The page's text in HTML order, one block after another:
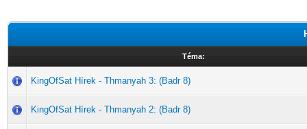
Téma:
KingOfSat Hírek - Thmanyah 3: (Badr 8)
KingOfSat Hírek - Thmanyah 2: (Badr 8)